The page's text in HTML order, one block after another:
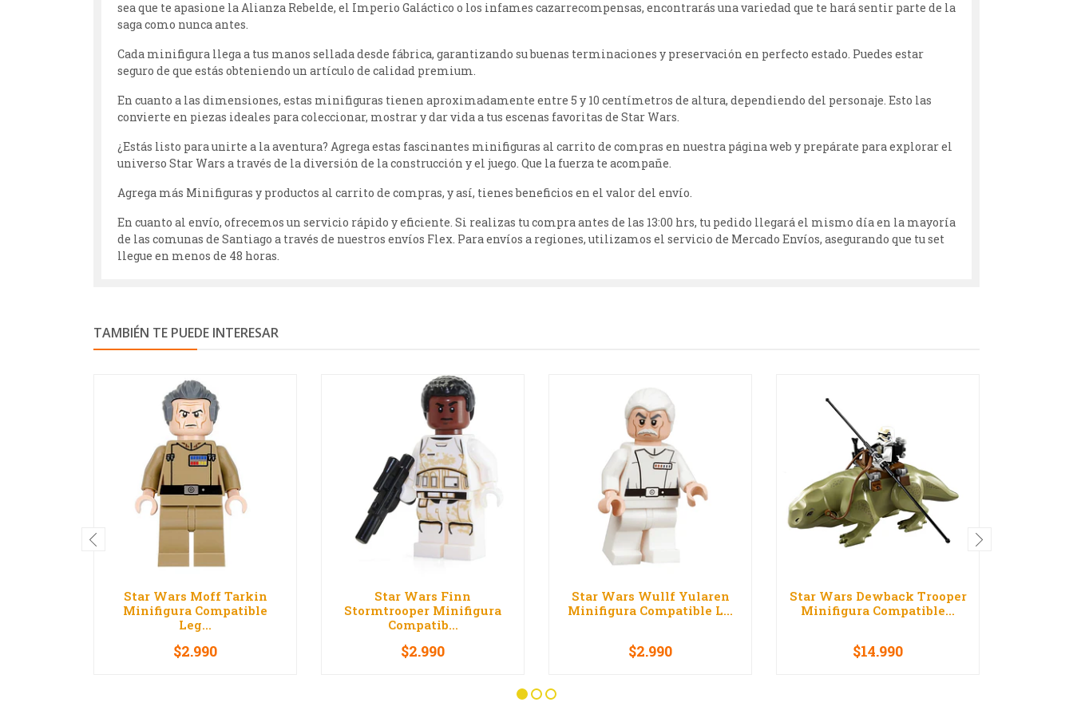
sea que te apasione la Alianza Rebelde, el Imperio Galáctico o los infames cazarrecompensas, encontrarás una variedad que te hará sentir parte de la
saga como nunca antes.
Cada minifigura llega a tus manos sellada desde fábrica, garantizando su buenas terminaciones y preservación en perfecto estado. Puedes estar
seguro de que estás obteniendo un artículo de calidad premium.
En cuanto a las dimensiones, estas minifiguras tienen aproximadamente entre 5 y 10 centímetros de altura, dependiendo del personaje. Esto las
convierte en piezas ideales para coleccionar, mostrar y dar vida a tus escenas favoritas de Star Wars.
¿Estás listo para unirte a la aventura? Agrega estas fascinantes minifiguras al carrito de compras en nuestra página web y prepárate para explorar el
universo Star Wars a través de la diversión de la construcción y el juego. Que la fuerza te acompañe.
Agrega más Minifiguras y productos al carrito de compras, y así, tienes beneficios en el valor del envío.
En cuanto al envío, ofrecemos un servicio rápido y eficiente. Si realizas tu compra antes de las 13:00 hrs, tu pedido llegará el mismo día en la mayoría
de las comunas de Santiago a través de nuestros envíos Flex. Para envíos a regiones, utilizamos el servicio de Mercado Envíos, asegurando que tu set
llegue en menos de 48 horas.
TAMBIÉN TE PUEDE INTERESAR
Star Wars Moff Tarkin
Minifigura Compatible
Leg...
+
$2.990
Star Wars Finn
Stormtrooper Minifigura
Compatib...
+
$2.990
Star Wars Wullf Yularen
Minifigura Compatible L...
+
$2.990
Star Wars Dewback Trooper
Minifigura Compatible...
+
$14.990